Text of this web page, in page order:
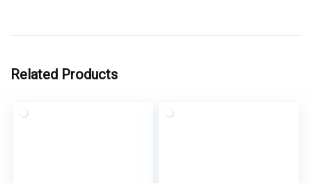
Related Products